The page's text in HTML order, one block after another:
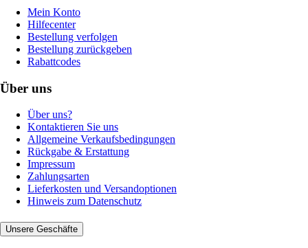
Mein Konto
Hilfecenter
Bestellung verfolgen
Bestellung zurückgeben
Rabattcodes
Über uns
Über uns?
Kontaktieren Sie uns
Allgemeine Verkaufsbedingungen
Rückgabe & Erstattung
Impressum
Zahlungsarten
Lieferkosten und Versandoptionen
Hinweis zum Datenschutz
Unsere Geschäfte